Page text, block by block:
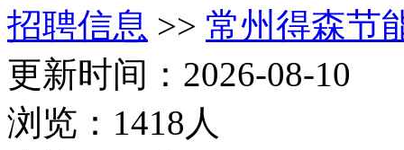
招聘信息 >> 常州得森节
更新时间：2026-08-10
浏览：1418人